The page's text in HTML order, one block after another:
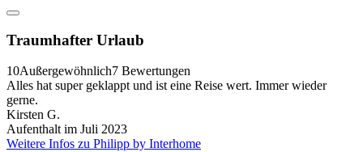
Traumhafter Urlaub
10Außergewöhnlich7 Bewertungen
Alles hat super geklappt und ist eine Reise wert. Immer wieder
gerne.
Kirsten G.
Aufenthalt im Juli 2023
Weitere Infos zu Philipp by Interhome